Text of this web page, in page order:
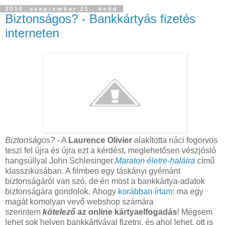
2010. szeptember 21., kedd
Biztonságos? - Bankkártyás fizetés
interneten
Biztonságos? - A Laurence Olivier alakította náci fogorvos
teszi fel újra és újra ezt a kérdést, meglehetősen vészjósló
hangsúllyal John Schlesinger Maraton életre-halálra című
klasszikusában. A filmben egy táskányi gyémánt
biztonságáról van szó, de én most a bankkártya-adatok
biztonságára gondolok. Ahogy korábban írtam: ma egy
magát komolyan vevő webshop számára
szerintem kötelező az online kártyaelfogadás! Mégsem
lehet sok helyen bankkártyával fizetni, és ahol lehet, ott is